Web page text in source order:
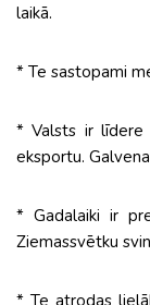
laikā.
* Te sastopami
* Valsts ir līdere
eksportu.
* Gadalaiki ir
Ziemassvētku